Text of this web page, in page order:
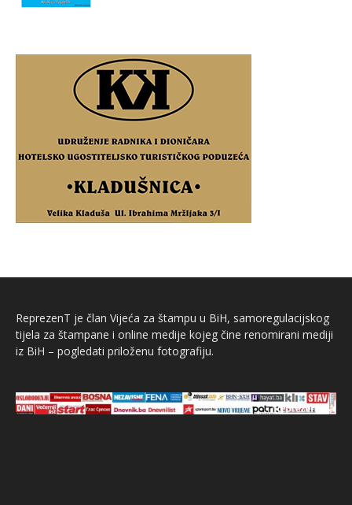
ReprezenT je član Vijeća za štampu u BiH, samoregulacijskog
tijela za štampane i online medije kojeg čine renomirani mediji
iz BiH – pogledati priloženu fotografiju.